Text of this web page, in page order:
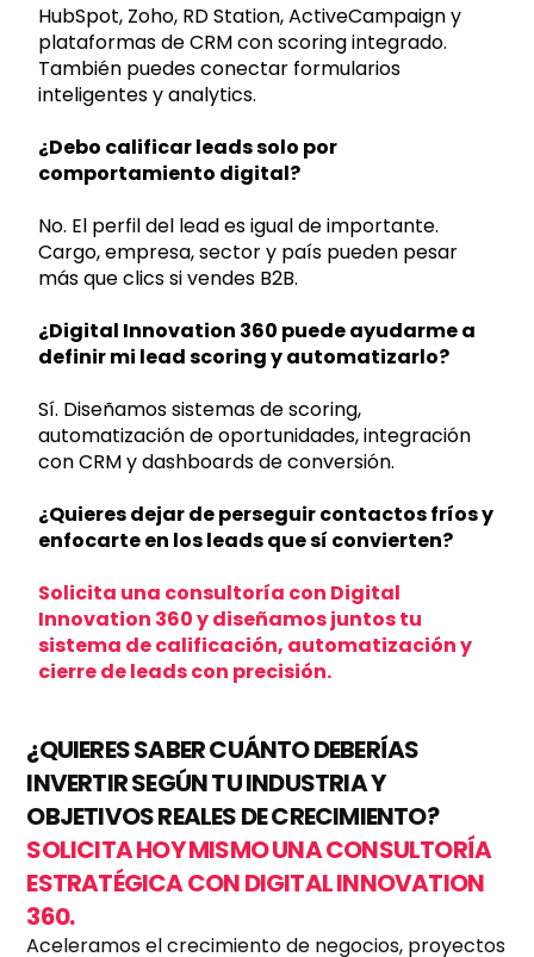
HubSpot, Zoho, RD Station, ActiveCampaign y
plataformas de CRM con scoring integrado.
También puedes conectar formularios
inteligentes y analytics.
¿Debo calificar leads solo por
comportamiento digital?
No. El perfil del lead es igual de importante.
Cargo, empresa, sector y país pueden pesar
más que clics si vendes B2B.
¿Digital Innovation 360 puede ayudarme a
definir mi lead scoring y automatizarlo?
Sí. Diseñamos sistemas de scoring,
automatización de oportunidades, integración
con CRM y dashboards de conversión.
¿Quieres dejar de perseguir contactos fríos y
enfocarte en los leads que sí convierten?
Solicita una consultoría con Digital
Innovation 360 ydiseñamos juntos tu
sistema de calificación, automatización y
cierre de leads con precisión.
¿QUIERES SABER CUÁNTO DEBERÍAS
INVERTIR SEGÚN TU INDUSTRIA Y
OBJETIVOS REALES DE CRECIMIENTO?
SOLICITA HOY MISMO UNA CONSULTORÍA
ESTRATÉGICA CON DIGITAL INNOVATION
360.
Aceleramos el crecimiento de negocios, proyectos